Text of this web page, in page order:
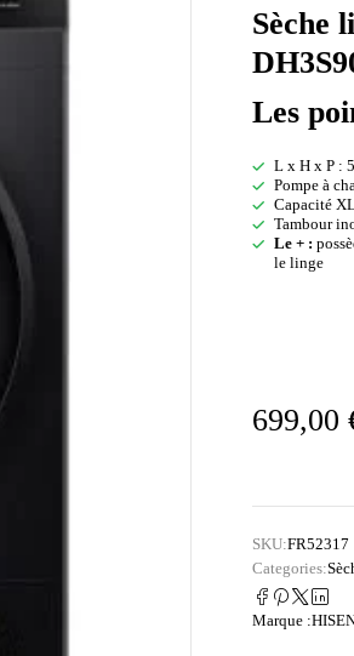
Sèche
Les
L x H x P :
Pompe à
Capacité
Tambour
Le + :
le linge
699,00
SKU:FR52317
Categories:
Marque :